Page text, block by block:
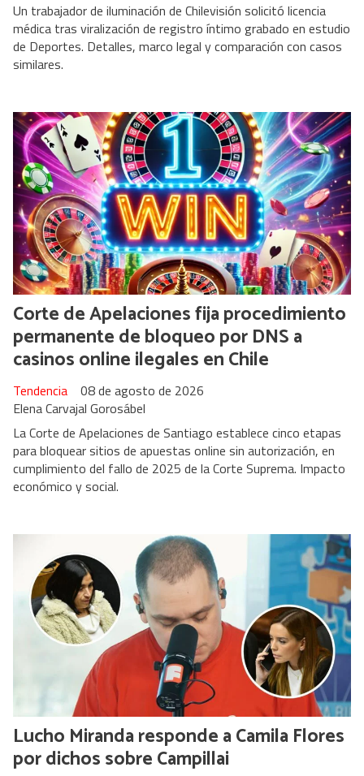
Un trabajador de iluminación de Chilevisión solicitó licencia
médica tras viralización de registro íntimo grabado en estudio
de Deportes. Detalles, marco legal y comparación con casos
similares.
Corte de Apelaciones fija procedimiento
permanente de bloqueo por DNS a
casinos online ilegales en Chile
Elena Carvajal Gorosábel
Tendencia 08 de agosto de 2026
La Corte de Apelaciones de Santiago establece cinco etapas
para bloquear sitios de apuestas online sin autorización, en
cumplimiento del fallo de 2025 de la Corte Suprema. Impacto
económico y social.
Lucho Miranda responde a Camila Flores
por dichos sobre Campillai